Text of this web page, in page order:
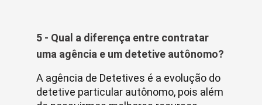
5 - Qual a diferença entre contratar
uma agência e um detetive autônomo?
A agência de Detetives é a evolução do
detetive particular autônomo, pois além